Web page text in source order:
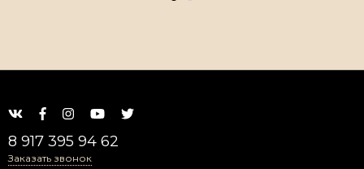
8 917 395 94 62
Заказать звонок